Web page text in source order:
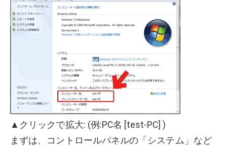
▲クリックで拡大: (例:PC名 [test-PC] )
まずは、コントロールパネルの「システム」など